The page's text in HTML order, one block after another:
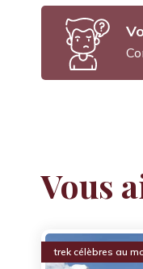
Vous
trek célèbres au